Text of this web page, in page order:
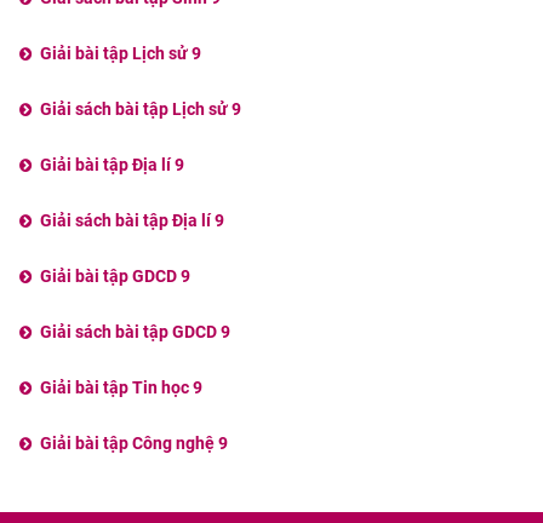
Giải bài tập Lịch sử 9
Giải sách bài tập Lịch sử 9
Giải bài tập Địa lí 9
Giải sách bài tập Địa lí 9
Giải bài tập GDCD 9
Giải sách bài tập GDCD 9
Giải bài tập Tin học 9
Giải bài tập Công nghệ 9